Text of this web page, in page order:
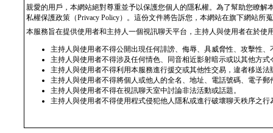
親愛的用戶，本網站絕對尊重並予以保護您個人的隱私權。為了幫助您瞭
私權保護政策（Privacy Policy）。這份文件將告訴您，本網站在旗下網站所
本服務旨在提供使用者和主持人一個視訊聊天平台，主持人與使用者在於使
主持人與使用者不得公開出現任何誹謗、侮辱、具威脅性、攻擊性
主持人與使用者不得涉及任何情色、同音相近影射暗示或以其他方式
主持人與使用者不得利用本服務進行援交或其他性交易，違者移送法
主持人與使用者不得將個人或他人的全名、地址、電話號碼、電子
主持人與使用者不得在視訊聊天室中討論非法活動或話題。
主持人與使用者不得使用程式侵犯他人隱私或進行破壞聊天秩序之行